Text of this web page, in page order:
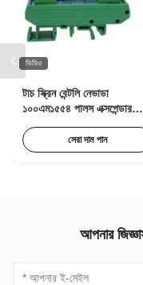
ভিডিও
টাচ স্ক্রিন বেন্টলি নেভাডা
১০০এম১৫৫৪ পালস এক্সপেন্ডার
সেরা দাম পান
আপনার